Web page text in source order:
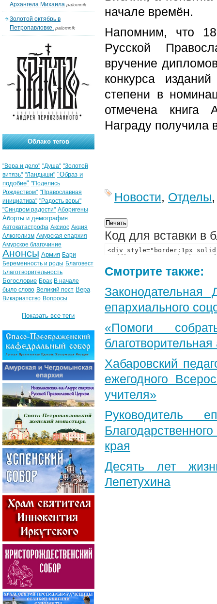
начале времён.
Напомним, что
Русской
вручение
конкурса
степени в
отмечена книга
Награду получила
Новости, Отделы
Код для вставки в
Смотрите также:
епархиального
«Помоги
Хабаровский
ежегодного
учителя»
Руководитель
края
Десять лет
Лепетухина
Архангела Михаила palomnik
Золотой октябрь в
Петропавловке. palomnik
Облако тегов
"Вера и дело" "Душа" "Золотой
витязь" "Ландыши" "Образ и
подобие" "Поделись
Рождеством" "Православная
инициатива" "Радость веры"
"Синдром радости" Аборигены
Аборты и демография
Автокатастрофа Аксиос Акция
Алкоголизм Амурская епархия
Амурское благочиние
Анонсы Армия Бари
Беременность и роды Благовест
Благотворительность
Богословие Брак В начале
было слово Великий пост Вера
Викариатство Вопросы
Показать все теги